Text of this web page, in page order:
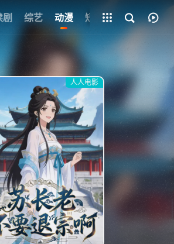
综艺 动漫 短剧 网址
全部影片
人人电影